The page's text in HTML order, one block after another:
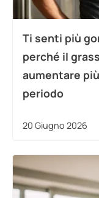
Ti senti più
perché il
aumentare
periodo
20 Giugno 2026